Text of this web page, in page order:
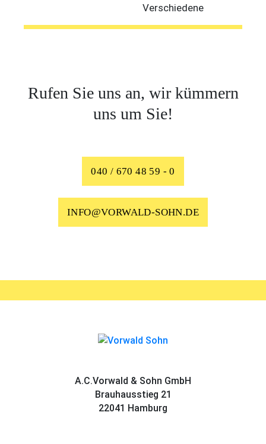
Verschiedene
Rufen Sie uns an, wir kümmern
uns um Sie!
040 / 670 48 59 - 0
INFO@VORWALD-SOHN.DE
A.C.Vorwald & Sohn GmbH
Brauhausstieg 21
22041 Hamburg